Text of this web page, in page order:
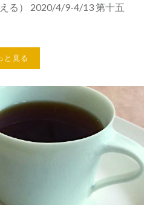
る） 2020/4/9-4/13 第十五
と見る